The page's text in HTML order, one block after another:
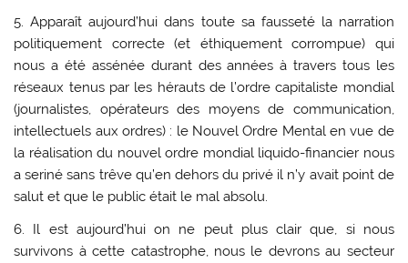
5. Apparaît aujourd’hui dans toute sa fausseté la narration
politiquement correcte (et éthiquement corrompue) qui
nous a été assénée durant des années à travers tous les
réseaux tenus par les hérauts de l’ordre capitaliste mondial
(journalistes, opérateurs des moyens de communication,
intellectuels aux ordres) : le Nouvel Ordre Mental en vue de
la réalisation du nouvel ordre mondial liquido-financier nous
a seriné sans trêve qu’en dehors du privé il n’y avait point de
salut et que le public était le mal absolu.
6. Il est aujourd’hui on ne peut plus clair que, si nous
survivons à cette catastrophe, nous le devrons au secteur